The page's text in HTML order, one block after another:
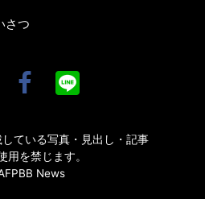
さつ
ている写真・見出し・記事
用を禁じます。
News